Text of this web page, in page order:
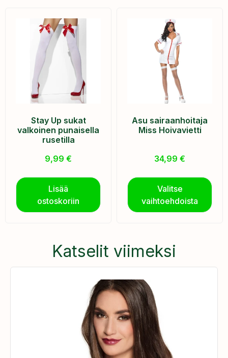
Stay Up sukat
valkoinen punaisella
rusetilla
9,99 €
Lisää
ostoskoriin
Asu sairaanhoitaja
Miss Hoivavietti
34,99 €
Valitse
vaihtoehdoista
Katselit viimeksi